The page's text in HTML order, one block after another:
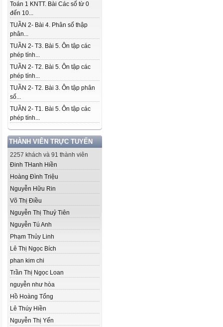
Toán 1 KNTT. Bài Các số từ 0
đến 10...
TUẦN 2- Bài 4. Phân số thập
phân...
TUẦN 2- T3. Bài 5. Ôn tập các
phép tính...
TUẦN 2- T2. Bài 5. Ôn tập các
phép tính...
TUẦN 2- T2. Bài 3. Ôn tập phân
số...
TUẦN 2- T1. Bài 5. Ôn tập các
phép tính...
THÀNH VIÊN TRỰC TUYẾN
2257 khách và 91 thành viên
Đinh THanh Hiền
Hoàng Đình Triệu
Nguyễn Hữu Rin
Võ Thị Điều
Nguyễn Thị Thuỷ Tiên
Nguyễn Tú Anh
Phạm Thủy Linh
Lê Thị Ngọc Bích
phan kim chi
Trần Thị Ngọc Loan
nguyễn như hòa
Hồ Hoàng Tổng
Lê Thúy Hiền
Nguyễn Thị Yến